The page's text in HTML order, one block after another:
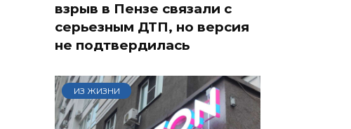
взрыв в Пензе связали с
серьезным ДТП, но версия
не подтвердилась
ИЗ ЖИЗНИ